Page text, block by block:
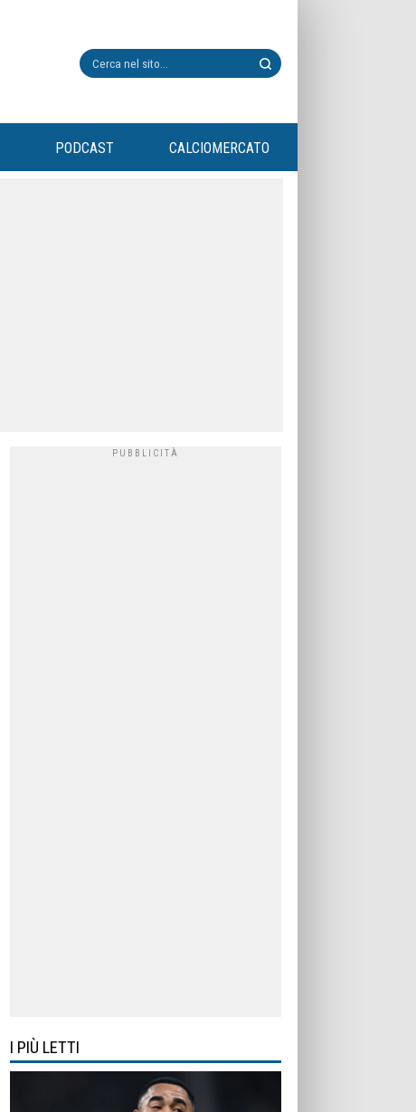
PODCAST CALCIOMERCATO
I PIÙ LETTI